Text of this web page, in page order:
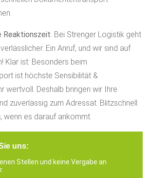
Reaktionszeit. Bei Strenger Logistik geht
Ein Anruf, und wir sind auf
Klar ist: Besonders beim
ist höchste Sensibilität &
wertvoll. Deshalb bringen wir Ihre
zuverlässig zum Adressat. Blitzschnell
wenn es darauf ankommt.
uns:
Stellen und keine Vergabe an